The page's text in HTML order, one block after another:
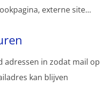
externe site...
adressen in zodat mail op
kan blijven